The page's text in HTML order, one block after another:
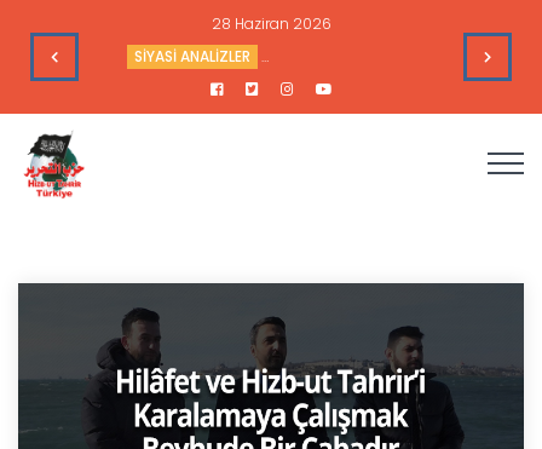
16 Haziran 2026
HAFTALIK GÜNDEM DEĞERLENDİRME Haftalık